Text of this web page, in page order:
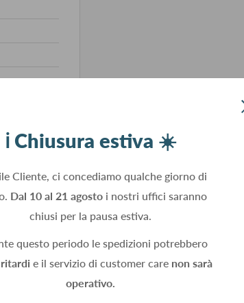
ℹ️ Chiusura estiva ☀️
Cliente, ci concediamo qualche giorno di
Dal 10 al 21 agostoi nostri uffici saranno
chiusi per la pausa estiva.
questo periodo le spedizioni potrebbero
ritardi e il servizio di customer care non sarà
operativo.